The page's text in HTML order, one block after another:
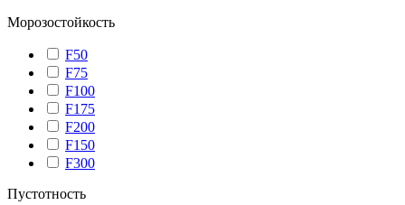
Морозостойкость
F50
F75
F100
F175
F200
F150
F300
Пустотность